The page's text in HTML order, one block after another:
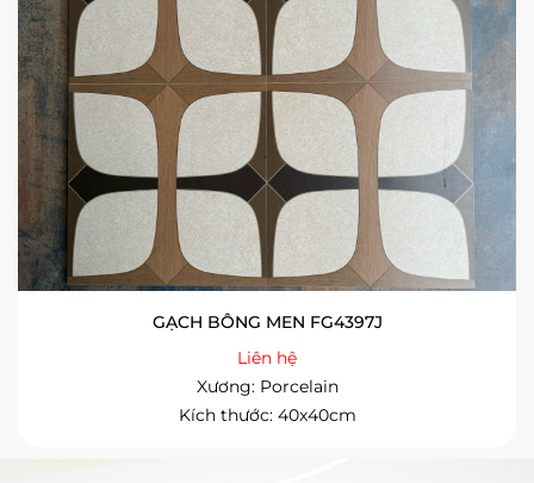
GẠCH BÔNG MEN FG4397J
Liên hệ
Xương: Porcelain
Kích thước: 40x40cm